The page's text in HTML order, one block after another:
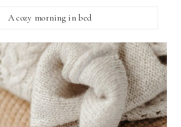
A cozy morning in bed